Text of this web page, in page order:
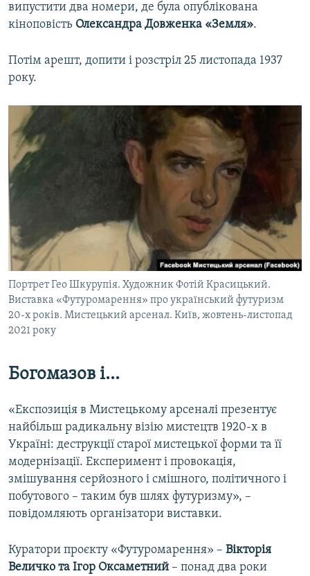
випустити два номери, де була опублікована
кіноповість Олександра Довженка «Земля».
Потім арешт, допити і розстріл 25 листопада 1937
року.
Портрет Гео Шкурупія. Художник Фотій Красицький.
Виставка «Футуромарення» про український футуризм
20-х років. Мистецький арсенал. Київ, жовтень-листопад
2021 року
Богомазов і...
«Експозиція в Мистецькому арсеналі презентує
найбільш радикальну візію мистецтв 1920-х в
Україні: деструкції старої мистецької форми та її
модернізації. Експеримент і провокація,
змішування серйозного і смішного, політичного і
побутового – таким був шлях футуризму», –
повідомляють організатори виставки.
Куратори проєкту «Футуромарення» – Вікторія
Величко та Ігор Оксаметний – понад два роки